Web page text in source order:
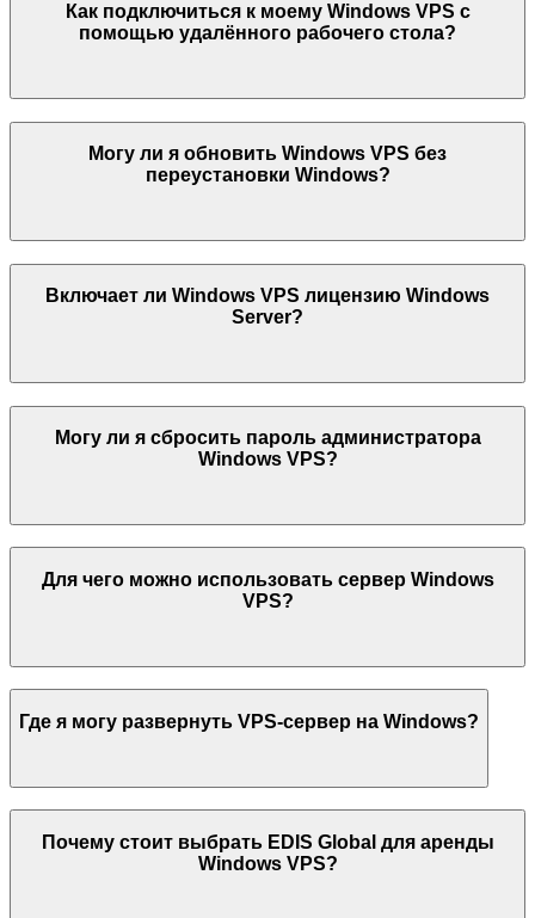
Как подключиться к моему Windows VPS с
помощью удалённого рабочего стола?
Могу ли я обновить Windows VPS без
переустановки Windows?
Включает ли Windows VPS лицензию Windows
Server?
Могу ли я сбросить пароль администратора
Windows VPS?
Для чего можно использовать сервер Windows
VPS?
Где я могу развернуть VPS-сервер на Windows?
Почему стоит выбрать EDIS Global для аренды
Windows VPS?